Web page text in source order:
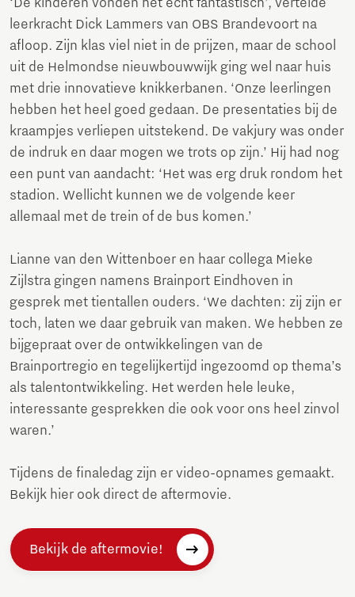
‘De kinderen vonden het echt fantastisch’, vertelde
leerkracht Dick Lammers van OBS Brandevoort na
afloop. Zijn klas viel niet in de prijzen, maar de school
uit de Helmondse nieuwbouwwijk ging wel naar huis
met drie innovatieve knikkerbanen. ‘Onze leerlingen
hebben het heel goed gedaan. De presentaties bij de
kraampjes verliepen uitstekend. De vakjury was onder
de indruk en daar mogen we trots op zijn.’ Hij had nog
een punt van aandacht: ‘Het was erg druk rondom het
stadion. Wellicht kunnen we de volgende keer
allemaal met de trein of de bus komen.’
Lianne van den Wittenboer en haar collega Mieke
Zijlstra gingen namens Brainport Eindhoven in
gesprek met tientallen ouders. ‘We dachten: zij zijn er
toch, laten we daar gebruik van maken. We hebben ze
bijgepraat over de ontwikkelingen van de
Brainportregio en tegelijkertijd ingezoomd op thema’s
als talentontwikkeling. Het werden hele leuke,
interessante gesprekken die ook voor ons heel zinvol
waren.’
Tijdens de finaledag zijn er video-opnames gemaakt.
Bekijk hier ook direct de aftermovie.
Bekijk de aftermovie!